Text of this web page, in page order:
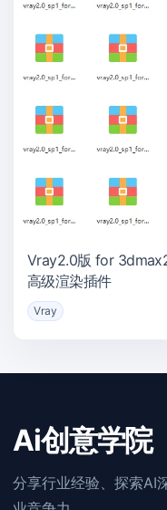
Vray2.0版 for
高级渲染插件
Vray
Ai创意学院
分享行业经验、探索AI